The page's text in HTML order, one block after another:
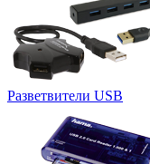
Разветвители USB